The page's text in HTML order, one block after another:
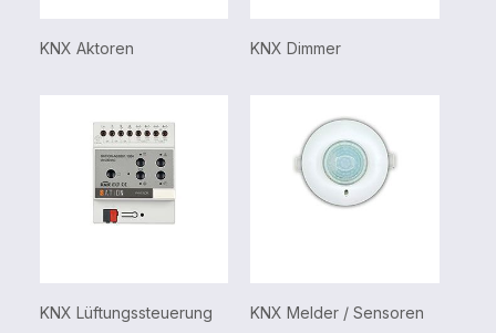
KNX Aktoren KNX Dimmer
KNX Lüftungssteuerung KNX Melder / Sensoren